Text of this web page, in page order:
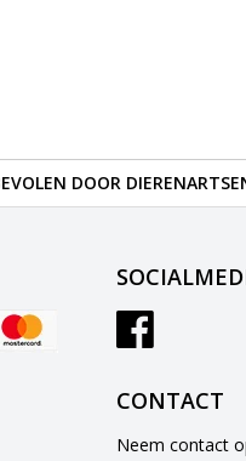
DOOR
CONTACT
Neem contact